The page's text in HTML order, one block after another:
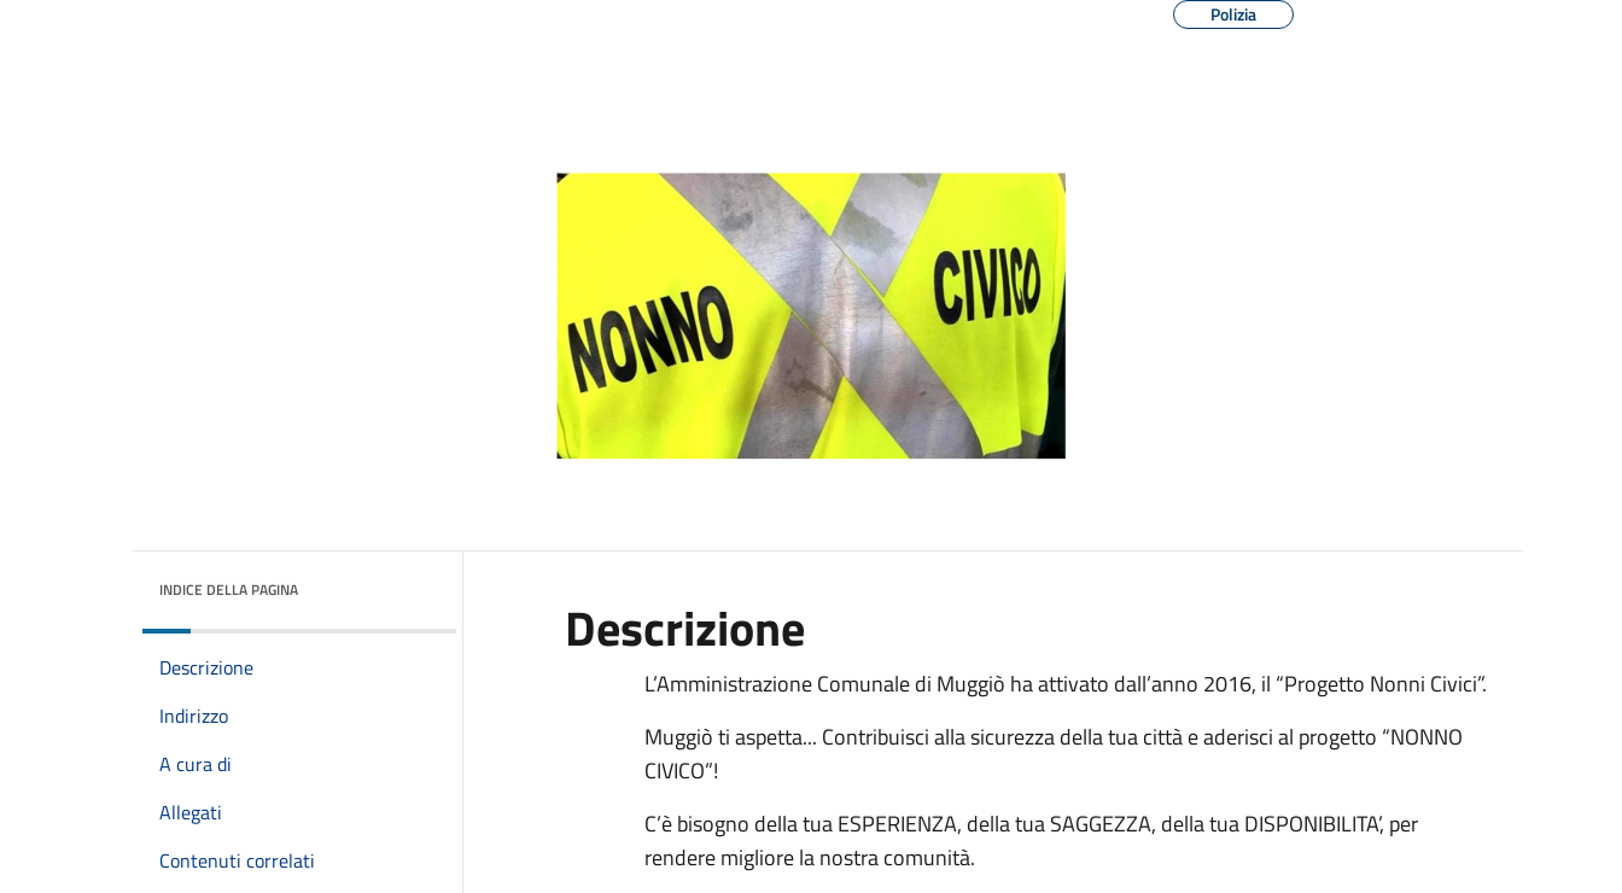
Polizia
INDICE DELLA PAGINA
Descrizione
Indirizzo
A cura di
Allegati
Contenuti correlati
Descrizione
L’Amministrazione Comunale di Muggiò ha attivato dall’anno 2016, il “Progetto Nonni Civici”.
Muggiò ti aspetta... Contribuisci alla sicurezza della tua città e aderisci al progetto “NONNO
CIVICO”!
C’è bisogno della tua ESPERIENZA, della tua SAGGEZZA, della tua DISPONIBILITA’, per
rendere migliore la nostra comunità.